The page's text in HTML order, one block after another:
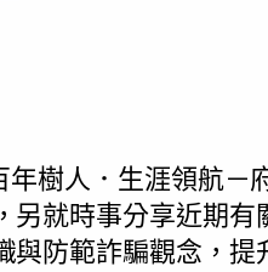
樹人．生涯領航－
就時事分享近期有
與防範詐騙觀念，提